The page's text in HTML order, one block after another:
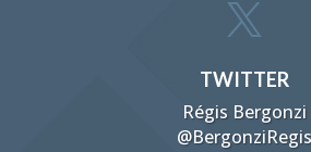

TWITTER
Régis Bergonzi
@BergonziRegis